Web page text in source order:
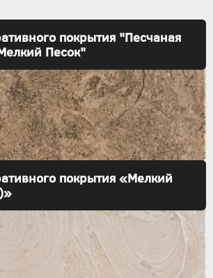
покрытия "Песчаная
Песок"
покрытия «Мелкий